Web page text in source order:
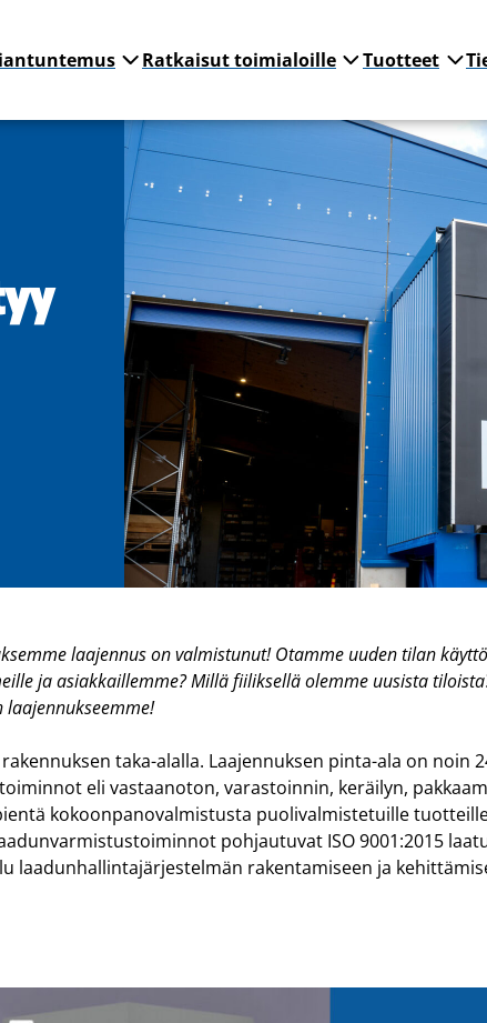
Ratkaisut toimialoille Tuotteet
laajennus on valmistunut! Otamme uuden tilan
ja asiakkaillemme? Millä fiiliksellä olemme uusista
taka-alalla. Laajennuksen pinta-ala on noin
eli vastaanoton, varastoinnin, keräilyn,
kokoonpanovalmistusta puolivalmistetuille
pohjautuvat ISO 9001:2015
laadunhallintajärjestelmän rakentamiseen ja